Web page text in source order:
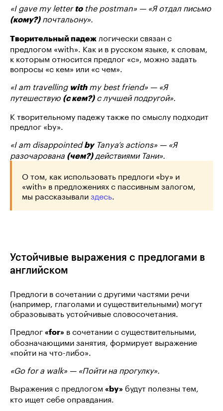
«I gave my letter tothe postman» — «Я отдал письмо
(кому?)почтальону».
Творительный падеж логически связан с
предлогом «with». Как и в русском языке, к словам,
к которым относится предлог «с», можно задать
вопросы «с кем» или «с чем».
«I am travelling withmy best friend» — «Я
путешествую (с кем?)с лучшей подругой».
К творительному падежу также по смыслу подходит
предлог «by».
«I am disappointedbyTanya’s actions» — «Я
разочарована (чем?)действиями Тани».
О том, как использовать предлоги «by» и
«with» в предложениях с пассивным залогом,
мы рассказывализдесь
Устойчивые выражения с предлогами в
английском
Предлоги в сочетании с другими частями речи
(например, глаголами и существительными) могут
образовывать устойчивые словосочетания.
Предлог «for» в сочетании с существительными,
обозначающими занятия, формирует выражение
«пойти на что-либо».
«Go for a walk» — «Пойти на прогулку».
Выражения с предлогом «by» будут полезны тем,
кто ищет себе оправдания.